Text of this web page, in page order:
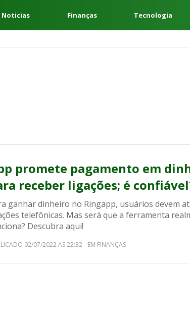
Noticias Finanças Tecnologia
promete pagamento em
receber ligações; é
ganhar dinheiro no Ringapp, usuários devem
telefônicas. Mas será que a ferramenta
Descubra aqui!
02/07/2022 AS 22:32 - EM FINANÇAS